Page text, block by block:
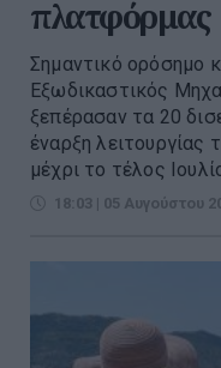
πλατφόρμας
Σημαντικό ορόσημο
Εξωδικαστικός
ξεπέρασαν τα 20
έναρξη λειτουργίας
μέχρι το τέλος
18:03 | 05 Αυγούστου